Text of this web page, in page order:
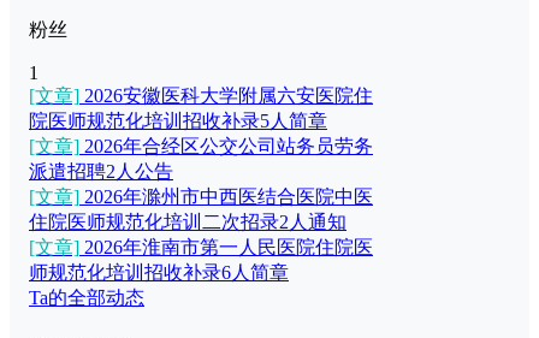
粉丝
1
[文章] 2026安徽医科大学附属六安医院住
院医师规范化培训招收补录5人简章
[文章] 2026年合经区公交公司站务员劳务
派遣招聘2人公告
[文章] 2026年滁州市中西医结合医院中医
住院医师规范化培训二次招录2人通知
[文章] 2026年淮南市第一人民医院住院医
师规范化培训招收补录6人简章
Ta的全部动态